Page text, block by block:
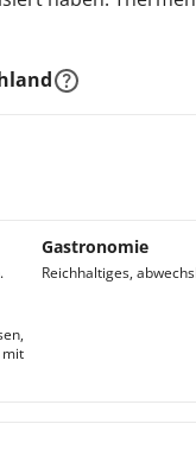
Gastronomie
Reichhaltiges,
mit